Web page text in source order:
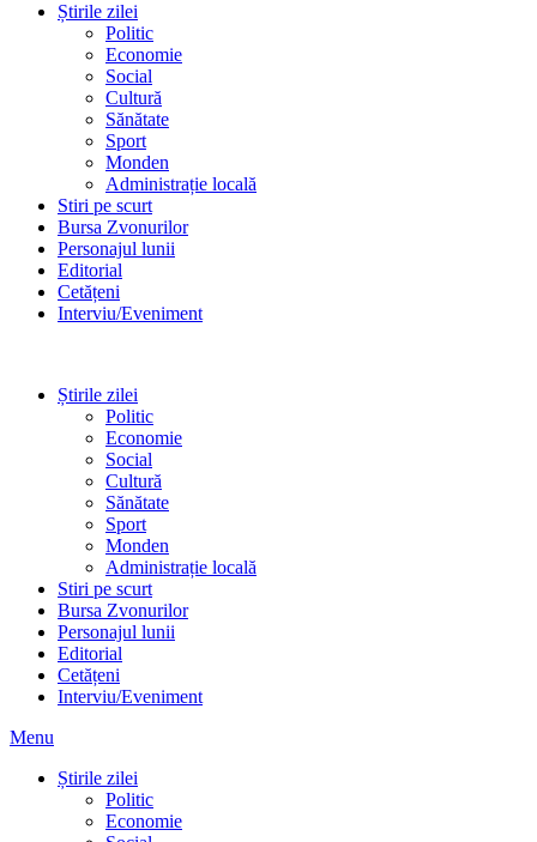
Știrile zilei
Politic
Economie
Social
Cultură
Sănătate
Sport
Monden
Administrație locală
Stiri pe scurt
Bursa Zvonurilor
Personajul lunii
Editorial
Cetățeni
Interviu/Eveniment
Știrile zilei
Politic
Economie
Social
Cultură
Sănătate
Sport
Monden
Administrație locală
Stiri pe scurt
Bursa Zvonurilor
Personajul lunii
Editorial
Cetățeni
Interviu/Eveniment
Menu
Știrile zilei
Politic
Economie